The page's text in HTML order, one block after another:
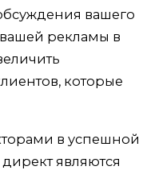
вашего
рекламы в
которые
в успешной
являются